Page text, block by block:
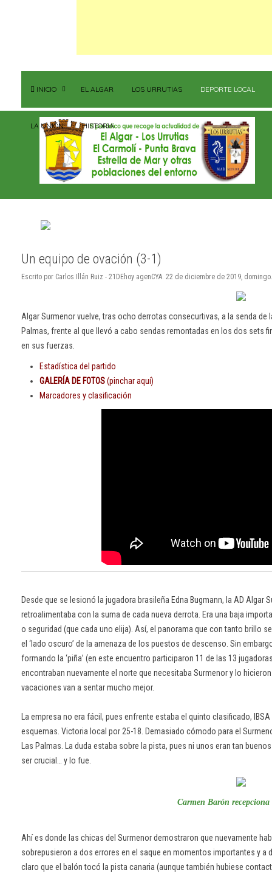
INICIO EL ALGAR LOS URRUTIAS DEPORTE LOCAL
LA UNIÓN HISTORIA
Un equipo de ovación (3-1)
Escrito por Carlos Illán Ruiz - 21DEhoy agenCYA. 22 de diciembre de 2019, domingo.
Algar Surmenor vuelve, tras ocho derrotas consecurtivas, a la senda de
Palmas, frente al que llevó a cabo sendas remontadas en los dos sets
en sus fuerzas.
Estadística del partido
GALERÍA DE FOTOS(pinchar aquí)
Marcadores y clasificación
Desde que se lesionó la jugadora brasileña Edna Bugmann, la AD Algar
retroalimentaba con la suma de cada nueva derrota. Era una baja
o seguridad (que cada uno elija). Así, el panorama que con tanto brillo
el ‘lado oscuro’ de la amenaza de los puestos de descenso. Sin
formando la ‘piña’ (en este encuentro participaron 11 de las 13
encontraban nuevamente el norte que necesitaba Surmenor y lo
vacaciones van a sentar mucho mejor.
La empresa no era fácil, pues enfrente estaba el quinto clasificado,
esquemas. Victoria local por 25-18. Demasiado cómodo para el
Las Palmas. La duda estaba sobre la pista, pues ni unos eran tan
ser crucial… y lo fue.
Carmen Barón recepciona
Ahí es donde las chicas del Surmenor demostraron que nuevamente
sobrepusieron a dos errores en el saque en momentos importantes y a
claro que el balón tocó la pista canaria (aunque también hubiese